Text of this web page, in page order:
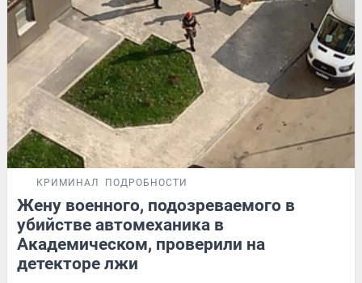
КРИМИНАЛ ПОДРОБНОСТИ
Жену военного, подозреваемого в
убийстве автомеханика в
Академическом, проверили на
детекторе лжи